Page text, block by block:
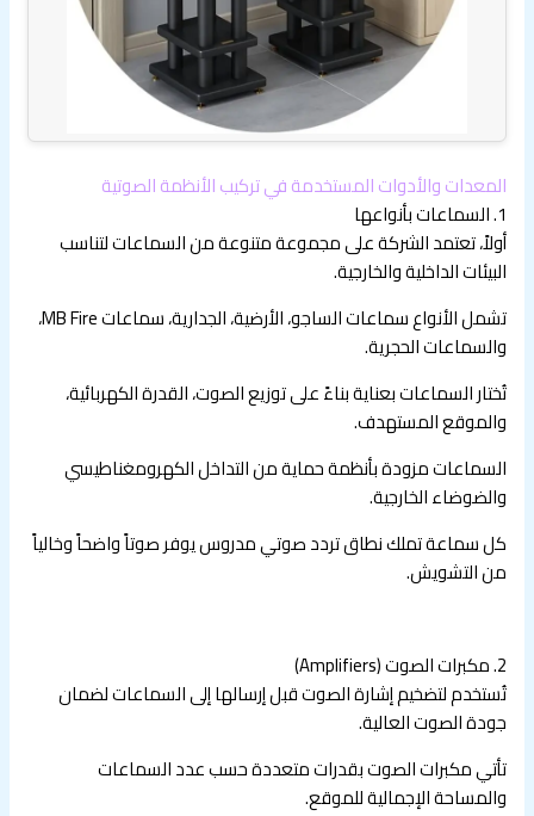
المعدات والأدوات المستخدمة في تركيب الأنظمة الصوتية
1. السماعات بأنواعها
أولاً، تعتمد الشركة على مجموعة متنوعة من السماعات لتناسب
البيئات الداخلية والخارجية.
تشمل الأنواع سماعات الساجو، الأرضية، الجدارية، سماعات MB Fire،
والسماعات الحجرية.
تُختار السماعات بعناية بناءً على توزيع الصوت، القدرة الكهربائية،
والموقع المستهدف.
السماعات مزودة بأنظمة حماية من التداخل الكهرومغناطيسي
والضوضاء الخارجية.
كل سماعة تملك نطاق تردد صوتي مدروس يوفر صوتاً واضحاً وخالياً
من التشويش.
2. مكبرات الصوت (Amplifiers)
تُستخدم لتضخيم إشارة الصوت قبل إرسالها إلى السماعات لضمان
جودة الصوت العالية.
تأتي مكبرات الصوت بقدرات متعددة حسب عدد السماعات
والمساحة الإجمالية للموقع.